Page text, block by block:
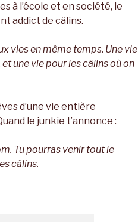
à l’école et en société, le
addict de câlins.
vies en même temps. Une vie
une vie pour les câlins où on
d’une vie entière
le junkie t’annonce :
Tu pourras venir tout le
câlins.